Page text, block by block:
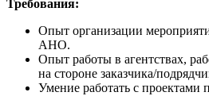
Требования:
Опыт организации
АНО.
Опыт работы в агентствах,
на стороне заказчика/
Умение работать с проектами